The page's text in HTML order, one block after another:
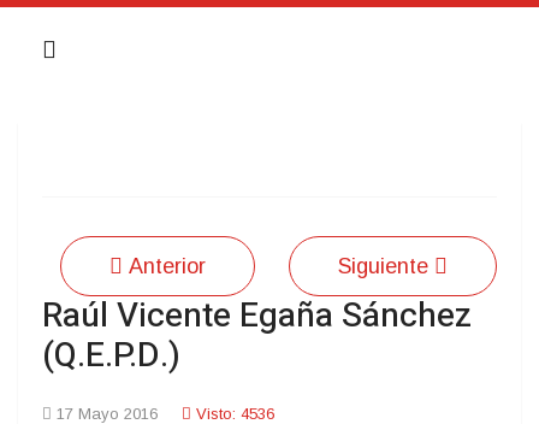
Anterior Siguiente
Raúl Vicente Egaña Sánchez
(Q.E.P.D.)
17 Mayo 2016 Visto: 4536